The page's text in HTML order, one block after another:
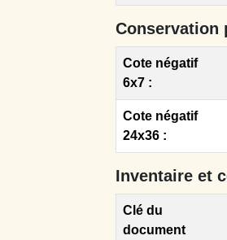
Conservation
Cote négatif
6x7 :
Cote négatif
24x36 :
Inventaire et
Clé du
document